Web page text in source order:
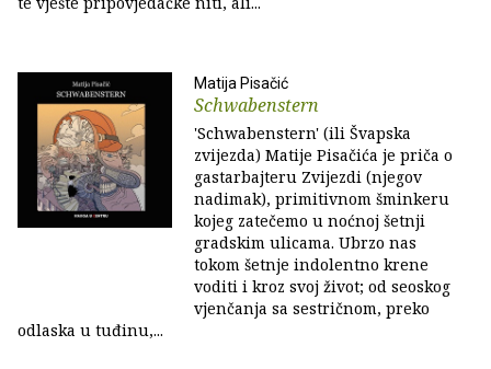
Matija Pisačić
Schwabenstern
'Schwabenstern' (ili Švapska
zvijezda) Matije Pisačića je priča o
gastarbajteru Zvijezdi (njegov
nadimak), primitivnom šminkeru
kojeg zatečemo u noćnoj šetnji
gradskim ulicama. Ubrzo nas
tokom šetnje indolentno krene
voditi i kroz svoj život; od seoskog
vjenčanja sa sestričnom, preko
odlaska u tuđinu,...